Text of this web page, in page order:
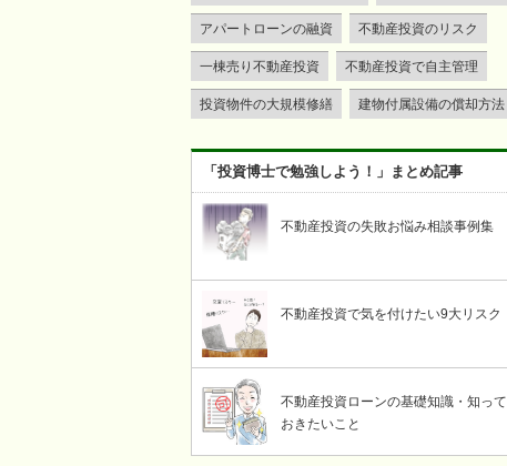
アパートローンの融資 不動産投資のリスク
一棟売り不動産投資 不動産投資で自主管理
投資物件の大規模修繕 建物付属設備の償却方法
「投資博士で勉強しよう！」まとめ記事
不動産投資の失敗お悩み相談事例集
不動産投資で気を付けたい9大リスク
不動産投資ローンの基礎知識・知って
おきたいこと